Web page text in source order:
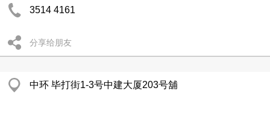
3514 4161
分享给朋友
中环 毕打街1-3号中建大厦203号舖